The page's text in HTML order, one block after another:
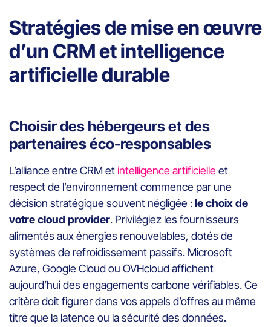
Stratégies de mise en œuvre
d’un CRM et intelligence
artificielle durable
Choisir des hébergeurs et des
partenaires éco-responsables
L’alliance entre CRM etintelligence artificielleet
respect de l’environnement commence par une
décision stratégique souvent négligée :le choix de
votre cloud provider. Privilégiez les fournisseurs
alimentés aux énergies renouvelables, dotés de
systèmes de refroidissement passifs. Microsoft
Azure, Google Cloud ou OVHcloud affichent
aujourd’hui des engagements carbone vérifiables. Ce
critère doit figurer dans vos appels d’offres au même
titre que la latence ou la sécurité des données.